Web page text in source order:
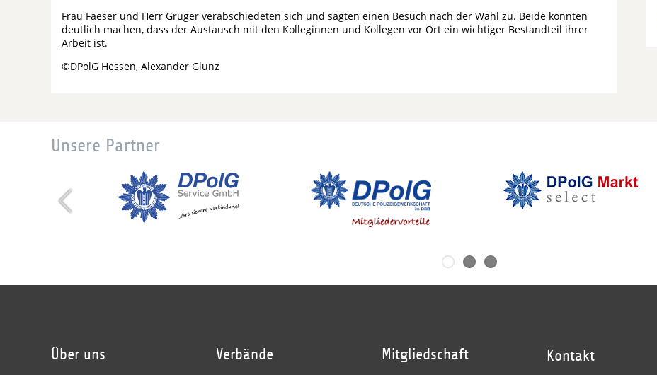
Frau Faeser und Herr Grüger verabschiedeten sich und sagten einen Besuch nach der Wahl zu. Beide konnten
deutlich machen, dass der Austausch mit den Kolleginnen und Kollegen vor Ort ein wichtiger Bestandteil ihrer
Arbeit ist.
©DPolG Hessen, Alexander Glunz
Unsere Partner
Über uns Verbände Mitgliedschaft Kontakt